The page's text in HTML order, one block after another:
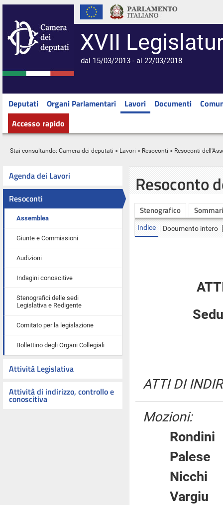
XVII
dal 15/03/2013 - al 22/03/2018
Deputati Organi Parlamentari Lavori Documenti
Accesso rapido
Stai consultando: Camera dei deputati > Lavori > Resoconti > Resoconti
Agenda dei Lavori
Resoconti
Assemblea
Giunte e Commissioni
Audizioni
Indagini conoscitive
Stenografici delle sedi
Legislativa e Redigente
Comitato per la legislazione
Bollettino degli Organi Collegiali
Attività Legislativa
Attività di indirizzo, controllo e
conoscitiva
Resoconto
Stenografico
Indice Documento intero
ATTI DI
Mozioni: